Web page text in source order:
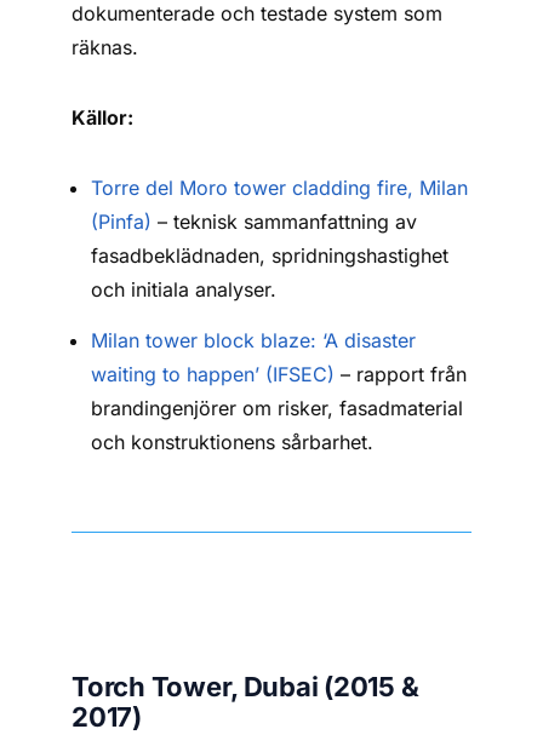
dokumenterade och testade system som
räknas.
Källor:
Torre del Moro tower cladding fire, Milan
(Pinfa) – teknisk sammanfattning av
fasadbeklädnaden, spridningshastighet
och initiala analyser.
Milan tower block blaze: ‘A disaster
waiting to happen’ (IFSEC) – rapport från
brandingenjörer om risker, fasadmaterial
och konstruktionens sårbarhet.
Torch Tower, Dubai (2015 &
2017)